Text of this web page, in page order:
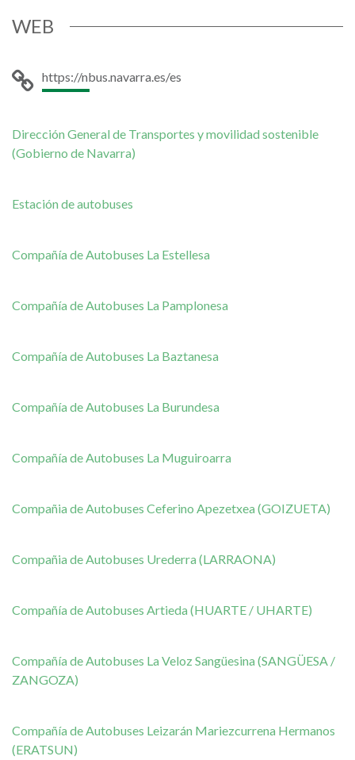
WEB
https://nbus.navarra.es/es
Dirección General de Transportes y movilidad sostenible
(Gobierno de Navarra)
Estación de autobuses
Compañía de Autobuses La Estellesa
Compañía de Autobuses La Pamplonesa
Compañía de Autobuses La Baztanesa
Compañía de Autobuses La Burundesa
Compañía de Autobuses La Muguiroarra
Compañia de Autobuses Ceferino Apezetxea (GOIZUETA)
Compañia de Autobuses Urederra (LARRAONA)
Compañía de Autobuses Artieda (HUARTE / UHARTE)
Compañía de Autobuses La Veloz Sangüesina (SANGÜESA /
ZANGOZA)
Compañía de Autobuses Leizarán Mariezcurrena Hermanos
(ERATSUN)